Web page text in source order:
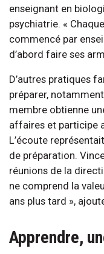
enseignant en
psychiatrie. «
commencé par
d’abord faire ses
D’autres pratiques
préparer,
membre obtienne
affaires et participe
L’écoute
de préparation.
réunions de la
ne comprend la
ans plus tard »,
Apprendre,